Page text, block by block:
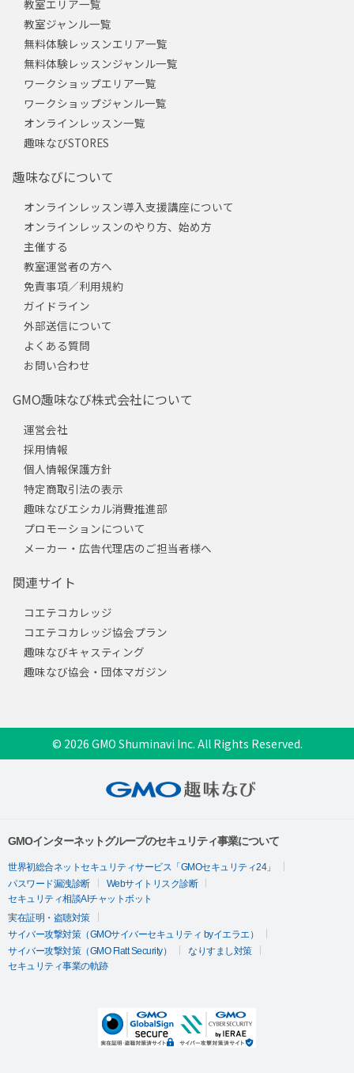
教室エリア一覧
教室ジャンル一覧
無料体験レッスンエリア一覧
無料体験レッスンジャンル一覧
ワークショップエリア一覧
ワークショップジャンル一覧
オンラインレッスン一覧
趣味なびSTORES
趣味なびについて
オンラインレッスン導入支援講座について
オンラインレッスンのやり方、始め方
主催する
教室運営者の方へ
免責事項／利用規約
ガイドライン
外部送信について
よくある質問
お問い合わせ
GMO趣味なび株式会社について
運営会社
採用情報
個人情報保護方針
特定商取引法の表示
趣味なびエシカル消費推進部
プロモーションについて
メーカー・広告代理店のご担当者様へ
関連サイト
コエテコカレッジ
コエテコカレッジ協会プラン
趣味なびキャスティング
趣味なび協会・団体マガジン
© 2026 GMO Shuminavi Inc. All Rights Reserved.